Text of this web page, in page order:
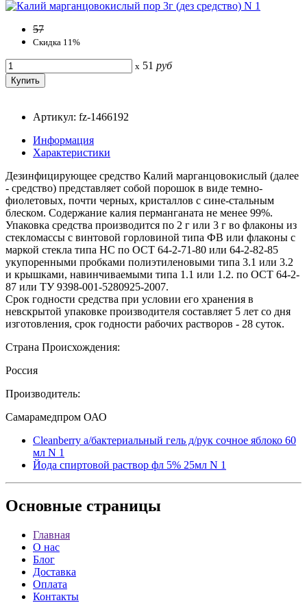
57
Скидка 11%
x 51 руб
Артикул: fz-1466192
Информация
Характеристики
Дезинфицирующее средство Калий марганцовокислый (далее
- средство) представляет собой порошок в виде темно-
фиолетовых, почти черных, кристаллов с сине-стальным
блеском. Содержание калия перманганата не менее 99%.
Упаковка средства производится по 2 г или 3 г во флаконы из
стекломассы с винтовой горловиной типа ФВ или флаконы с
маркой стекла типа НС по ОСТ 64-2-71-80 или 64-2-82-85
укупоренными пробками полиэтиленовыми типа 3.1 или 3.2
и крышками, навинчиваемыми типа 1.1 или 1.2. по ОСТ 64-2-
87 или ТУ 9398-001-5280925-2007.
Срок годности средства при условии его хранения в
невскрытой упаковке производителя составляет 5 лет со дня
изготовления, срок годности рабочих растворов - 28 суток.
Страна Происхождения:
Россия
Производитель:
Самарамедпром ОАО
Cleanberry а/бактериальный гель д/рук сочное яблоко 60
мл N 1
Йода спиртовой раствор фл 5% 25мл N 1
Основные страницы
Главная
О нас
Блог
Доставка
Оплата
Контакты